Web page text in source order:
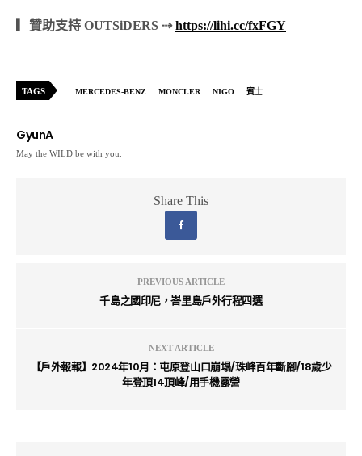
▎贊助支持 OUTSiDERS ⇢https://lihi.cc/fxFGY
TAGS MERCEDES-BENZ MONCLER NIGO 賓士
GyunA
May the WILD be with you.
Share This
PREVIOUS ARTICLE
千島之國印尼，峇里島戶外行程四選
NEXT ARTICLE
【戶外報報】2024年10月：屯原登山口崩塌/珠峰百年斷腳/18歲少
年登頂14頂峰/用手機露營